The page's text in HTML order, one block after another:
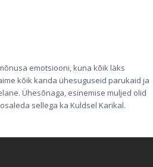
emotsiooni, kuna kõik läks
kõik kanda ühesuguseid parukaid ja
Ühesõnaga, esinemise muljed olid
sellega ka Kuldsel Karikal.